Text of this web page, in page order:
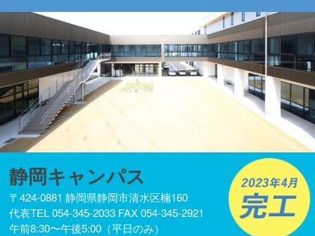
静岡キャンパス
〒424-0881 静岡県静岡市清水区楠160
代表TEL 054-345-2033 FAX 054-345-2921
午前8:30〜午後5:00（平日のみ）